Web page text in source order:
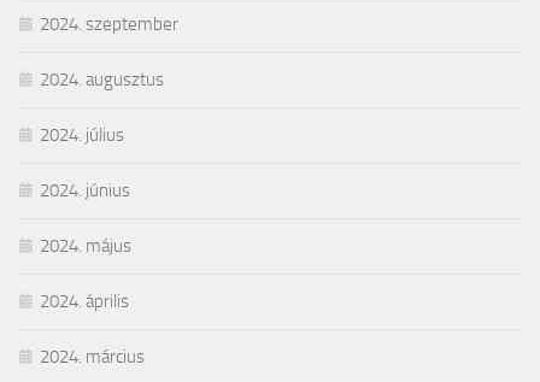
2024. szeptember
2024. augusztus
2024. július
2024. június
2024. május
2024. április
2024. március